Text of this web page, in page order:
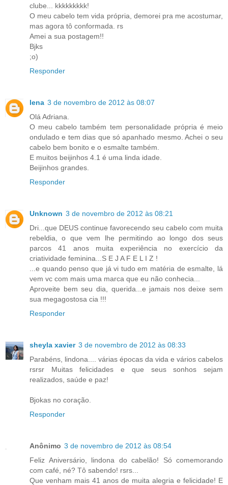
clube... kkkkkkkkk!
O meu cabelo tem vida própria, demorei pra me acostumar,
mas agora tô conformada. rs
Amei a sua postagem!!
Bjks
;o)
Responder
lena 3 de novembro de 2012 às 08:07
Olá Adriana.
O meu cabelo também tem personalidade própria é meio
ondulado e tem dias que só apanhado mesmo. Achei o seu
cabelo bem bonito e o esmalte também.
E muitos beijinhos 4.1 é uma linda idade.
Beijinhos grandes.
Responder
Unknown 3 de novembro de 2012 às 08:21
Dri...que DEUS continue favorecendo seu cabelo com muita
rebeldia, o que vem lhe permitindo ao longo dos seus
parcos 41 anos muita experiência no exercício da
criatividade feminina...S E J A F E L I Z !
...e quando penso que já vi tudo em matéria de esmalte, lá
vem vc com mais uma marca que eu não conhecia...
Aproveite bem seu dia, querida...e jamais nos deixe sem
sua megagostosa cia !!!
Responder
sheyla xavier 3 de novembro de 2012 às 08:33
Parabéns, lindona.... várias épocas da vida e vários cabelos
rsrsr Muitas felicidades e que seus sonhos sejam
realizados, saúde e paz!
Bjokas no coração.
Responder
Anônimo 3 de novembro de 2012 às 08:54
Feliz Aniversário, lindona do cabelão! Só comemorando
com café, né? Tô sabendo! rsrs...
Que venham mais 41 anos de muita alegria e felicidade! E